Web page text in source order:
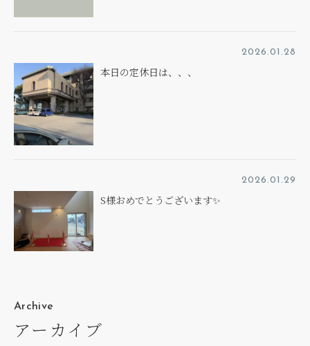
2026.01.28
本日の定休日は、、、
2026.01.29
S様おめでとうございます✨
Archive
アーカイブ